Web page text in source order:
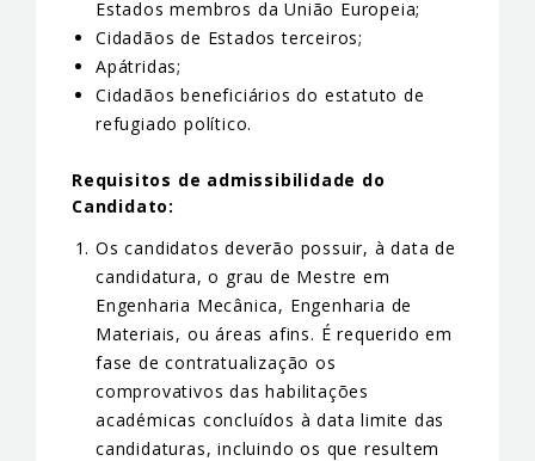
Estados membros da União Europeia;
Cidadãos de Estados terceiros;
Apátridas;
Cidadãos beneficiários do estatuto de
refugiado político.
Requisitos de admissibilidade do
Candidato:
Os candidatos deverão possuir, à data de
candidatura, o grau de Mestre em
Engenharia Mecânica, Engenharia de
Materiais, ou áreas afins. É requerido em
fase de contratualização os
comprovativos das habilitações
académicas concluídos à data limite das
candidaturas, incluindo os que resultem